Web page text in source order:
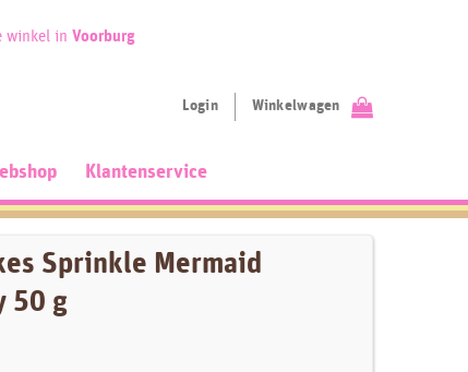
winkel in Voorburg
Login Winkelwagen
Klantenservice
Sprinkle Mermaid
50 g